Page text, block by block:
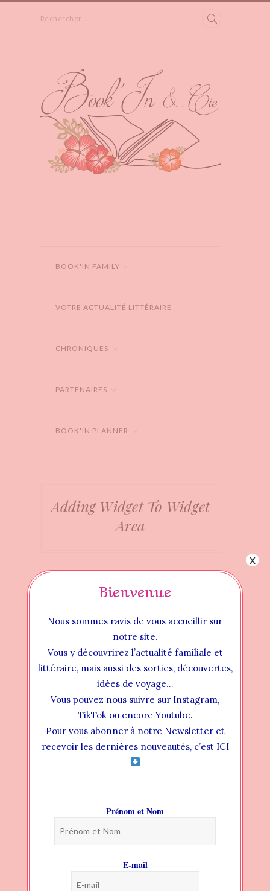
Rechercher...
BOOK'IN FAMILY
VOTRE ACTUALITÉ LITTÉRAIRE
CHRONIQUES
PARTENAIRES
BOOK'IN PLANNER
Adding Widget To Widget
Area
Instructional Videos
Bienvenue
Nous sommes ravis de vous accueillir sur
notre site.
Vous y découvrirez l’actualité familiale et
littéraire, mais aussi des sorties, découvertes,
idées de voyage…
Vous pouvez nous suivre sur Instagram,
TikTok ou encore Youtube.
Pour vous abonner à notre Newsletter et
recevoir les dernières nouveautés, c’est ICI
Prénom et Nom
E-mail
x